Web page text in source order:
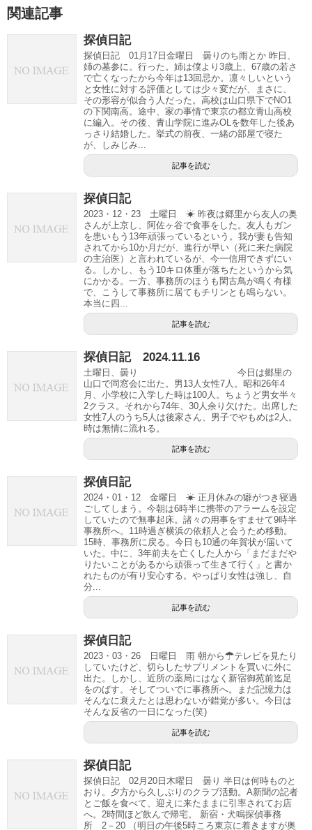
関連記事
探偵日記
探偵日記 01月17日金曜日 曇りのち雨とか 昨日、
姉の墓参に。行った。姉は僕より3歳上、67歳の若さ
で亡くなったから今年は13回忌か。凛々しいという
と女性に対する評価としては少々変だが、まさに、
その形容が似合う人だった。高校は山口県下でNO1
の下関南高。途中、家の事情で東京の都立青山高校
に編入。その後、青山学院に進みOLを数年した後あ
っさり結婚した。挙式の前夜、一緒の部屋で寝た
が、しみじみ...
記事を読む
探偵日記
2023・12・23 土曜日 ☀ 昨夜は郷里から友人の奥
さんが上京し、阿佐ヶ谷で食事をした。友人もガン
を患いもう13年頑張っているという。我が妻も告知
されてから10か月だが、進行が早い（死に来た病院
の主治医）と言われているが、今一信用できずにい
る。しかし、もう10キロ体重が落ちたというから気
にかかる。一方、事務所のほうも閑古鳥が鳴く有様
で、こうして事務所に居てもチリンとも鳴らない。
本当に四...
記事を読む
探偵日記 2024.11.16
土曜日、曇り 今日は郷里の
山口で同窓会に出た。男13人女性7人。昭和26年4
月、小学校に入学した時は100人。ちょうど男女半々
2クラス。それから74年、30人余り欠けた。出席した
女性7人のうち5人は後家さん、男子でやもめは2人。
時は無情に流れる。
記事を読む
探偵日記
2024・01・12 金曜日 ☀ 正月休みの癖がつき寝過
ごしてしまう。今朝は6時半に携帯のアラームを設定
していたので無事起床。諸々の用事をすませて9時半
事務所へ。11時過ぎ横浜の依頼人と会うため移動。
15時、事務所に戻る。今日も10通の年賀状が届いて
いた。中に、3年前夫を亡くした人から「まだまだや
りたいことがあるから頑張って生きて行く」と書か
れたものが有り安心する。やっぱり女性は強し、自
分...
記事を読む
探偵日記
2023・03・26 日曜日 雨 朝から☂テレビを見たり
していたけど、切らしたサプリメントを買いに外に
出た。しかし、近所の薬局にはなく新宿御苑前迄足
をのばす。そしてついでに事務所へ。まだ記憶力は
そんなに衰えたとは思わないが錯覚が多い。今日は
そんな反省の一日になった(笑)
記事を読む
探偵日記
探偵日記 02月20日木曜日 曇り 半日は何時ものと
おり。夕方から久しぶりのクラブ活動。A新聞の記者
とご飯を食べて、迎えに来たままに引率されてお店
へ。2時間ほど飲んで帰宅。 新宿・犬鳴探偵事務
所 2－20 （明日の午後5時ころ東京に着きますが奥